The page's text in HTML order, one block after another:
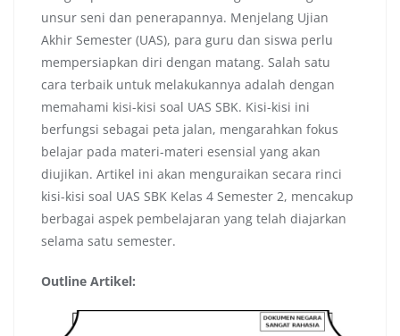
unsur seni dan penerapannya. Menjelang Ujian
Akhir Semester (UAS), para guru dan siswa perlu
mempersiapkan diri dengan matang. Salah satu
cara terbaik untuk melakukannya adalah dengan
memahami kisi-kisi soal UAS SBK. Kisi-kisi ini
berfungsi sebagai peta jalan, mengarahkan fokus
belajar pada materi-materi esensial yang akan
diujikan. Artikel ini akan menguraikan secara rinci
kisi-kisi soal UAS SBK Kelas 4 Semester 2, mencakup
berbagai aspek pembelajaran yang telah diajarkan
selama satu semester.
Outline Artikel: